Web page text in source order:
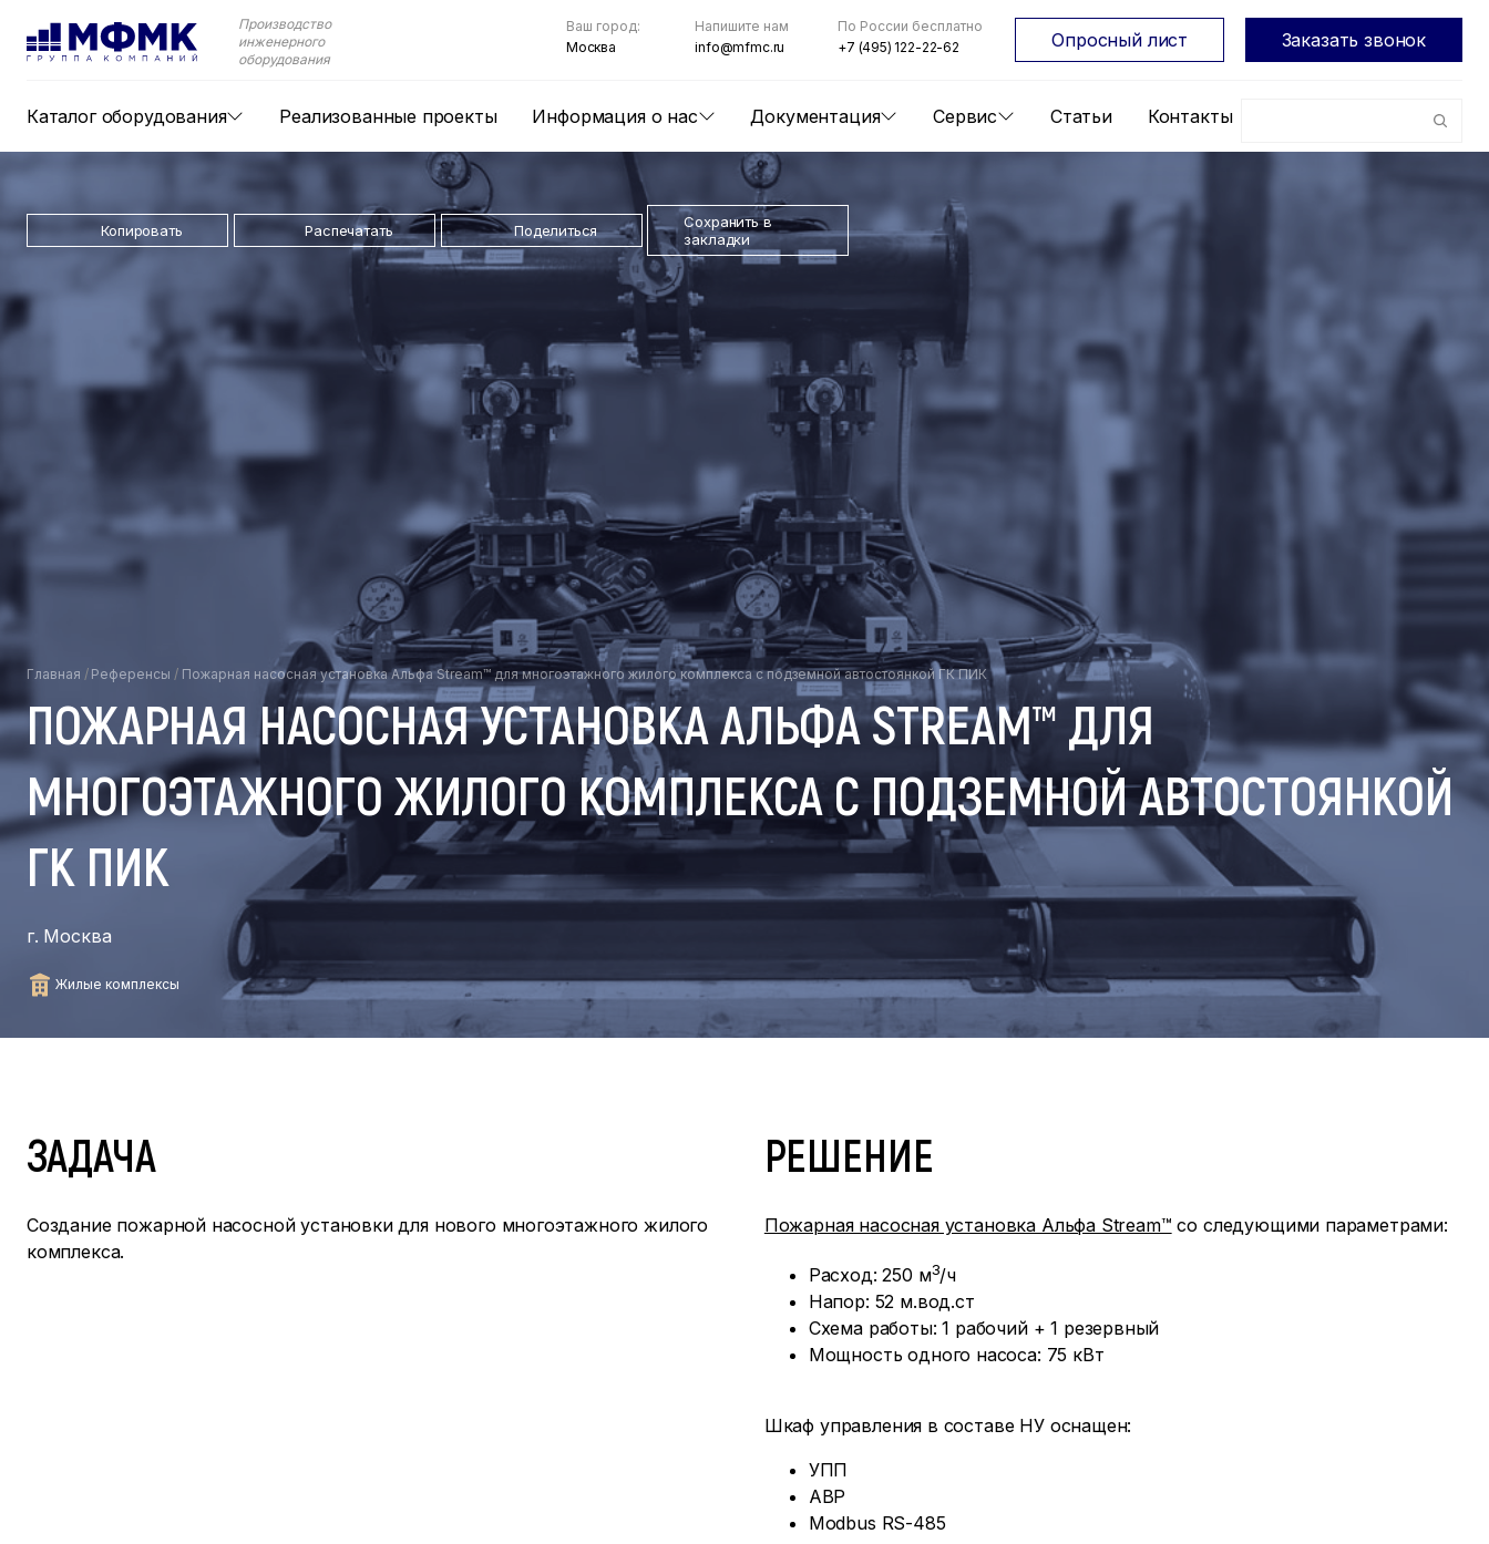
Производство
инженерного
оборудования
Каталог оборудования Реализованные проекты Информация о нас Документация Сервис Статьи Контакты
Ваш город:
Москва
Напишите нам
info@mfmc.ru
По России бесплатно
+7 (495) 122-22-62
Опросный лист Заказать звонок
Копировать Распечатать Поделиться
Сохранить в
закладки
Главная / Референсы / Пожарная насосная установка Альфа Stream™ для многоэтажного жилого комплекса с подземной автостоянкой ГК ПИК
ПОЖАРНАЯ НАСОСНАЯ УСТАНОВКА АЛЬФА STREAM™ ДЛЯ
МНОГОЭТАЖНОГО ЖИЛОГО КОМПЛЕКСА С ПОДЗЕМНОЙ АВТОСТОЯНКОЙ
ГК ПИК
г. Москва
Жилые комплексы
ЗАДАЧА
Создание пожарной насосной установки для нового многоэтажного жилого
комплекса.
РЕШЕНИЕ
Пожарная насосная установка Альфа Stream™ со следующими параметрами:
Расход: 250 м3/ч
Напор: 52 м.вод.ст
Схема работы: 1 рабочий + 1 резервный
Мощность одного насоса: 75 кВт
Шкаф управления в составе НУ оснащен:
УПП
АВР
Modbus RS-485